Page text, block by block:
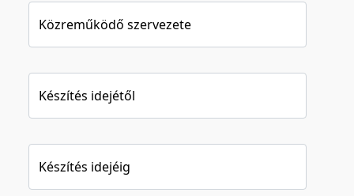
Közreműködő szervezete
Készítés idejétől
Készítés idejéig